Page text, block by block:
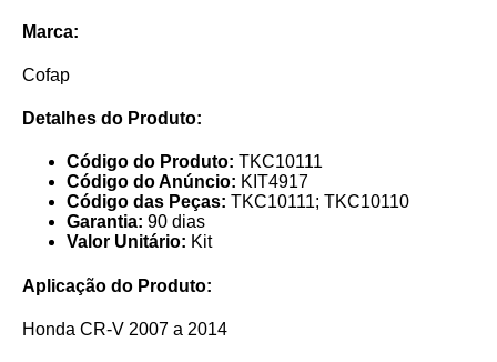
Marca:
Cofap
Detalhes do Produto:
Código do Produto: TKC10111
Código do Anúncio: KIT4917
Código das Peças: TKC10111; TKC10110
Garantia: 90 dias
Valor Unitário: Kit
Aplicação do Produto:
Honda CR-V 2007 a 2014